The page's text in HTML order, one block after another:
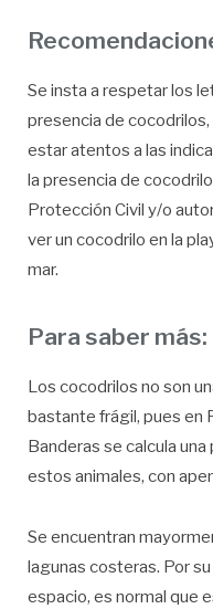
Se insta a respetar los
presencia de
estar atentos a las
la presencia de
Protección Civil y/o
ver un cocodrilo en la
mar.
Para saber más:
Los cocodrilos no son
bastante frágil, pues en
Banderas se calcula
estos animales, con
Se encuentran
lagunas costeras. Por
espacio, es normal que